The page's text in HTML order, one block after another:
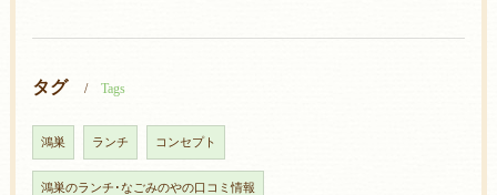
タグ Tags
鴻巣 ランチ コンセプト
鴻巣のランチ･なごみのやの口コミ情報